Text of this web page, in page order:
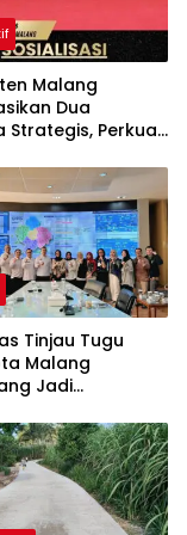
Malang
Dua
Strategis, Perkuat
Daerah
Tinjau Tugu
Malang
Jadi
Program MBG